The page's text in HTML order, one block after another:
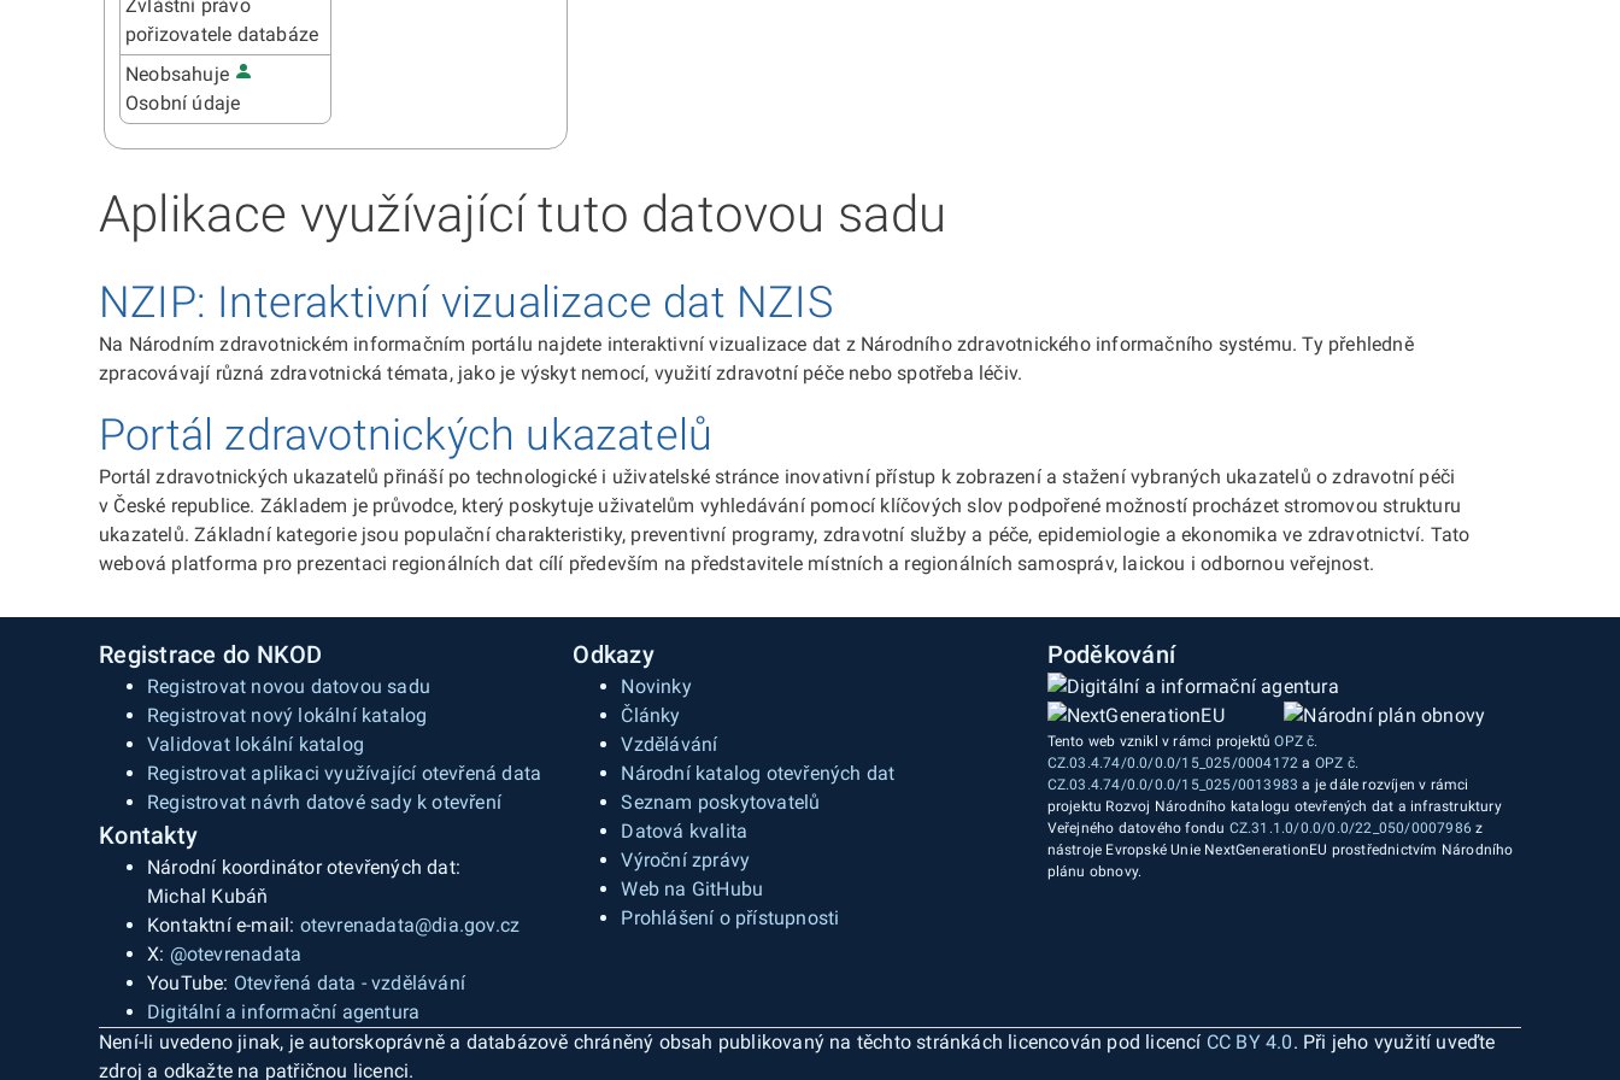
Zvláštní právo
pořizovatele databáze
Neobsahuje
Osobní údaje
Aplikace využívající tuto datovou sadu
NZIP: Interaktivní vizualizace dat NZIS
Na Národním zdravotnickém informačním portálu najdete interaktivní vizualizace dat z Národního zdravotnického informačního systému. Ty přehledně
zpracovávají různá zdravotnická témata, jako je výskyt nemocí, využití zdravotní péče nebo spotřeba léčiv.
Portál zdravotnických ukazatelů
Portál zdravotnických ukazatelů přináší po technologické i uživatelské stránce inovativní přístup k zobrazení a stažení vybraných ukazatelů o zdravotní péči
v České republice. Základem je průvodce, který poskytuje uživatelům vyhledávání pomocí klíčových slov podpořené možností procházet stromovou strukturu
ukazatelů. Základní kategorie jsou populační charakteristiky, preventivní programy, zdravotní služby a péče, epidemiologie a ekonomika ve zdravotnictví. Tato
webová platforma pro prezentaci regionálních dat cílí především na představitele místních a regionálních samospráv, laickou i odbornou veřejnost.
Registrace do NKOD
Registrovat novou datovou sadu
Registrovat nový lokální katalog
Validovat lokální katalog
Registrovat aplikaci využívající otevřená data
Registrovat návrh datové sady k otevření
Kontakty
Národní koordinátor otevřených dat:
Michal Kubáň
Kontaktní e-mail: otevrenadata@dia.gov.cz
X: @otevrenadata
YouTube: Otevřená data - vzdělávání
Digitální a informační agentura
Odkazy
Novinky
Články
Vzdělávání
Národní katalog otevřených dat
Seznam poskytovatelů
Datová kvalita
Výroční zprávy
Web na GitHubu
Prohlášení o přístupnosti
Poděkování
Tento web vznikl v rámci projektůOPZ č.
CZ.03.4.74/0.0/0.0/15_025/0004172 a OPZ č.
CZ.03.4.74/0.0/0.0/15_025/0013983 a je dále rozvíjen v rámci
projektu Rozvoj Národního katalogu otevřených dat a infrastruktury
Veřejného datového fondu CZ.31.1.0/0.0/0.0/22_050/0007986 z
nástroje Evropské Unie NextGenerationEU prostřednictvím Národního
plánu obnovy.
Není-li uvedeno jinak, je autorskoprávně a databázově chráněný obsah publikovaný na těchto stránkách licencován pod licencí CC BY 4.0. Při jeho využití uveďte
zdroj a odkažte na patřičnou licenci.